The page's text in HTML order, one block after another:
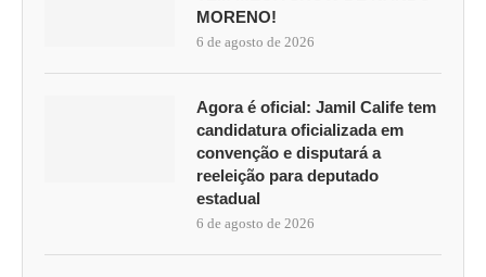
MORENO!
6 de agosto de 2026
Agora é oficial: Jamil Calife tem
candidatura oficializada em
convenção e disputará a
reeleição para deputado
estadual
6 de agosto de 2026